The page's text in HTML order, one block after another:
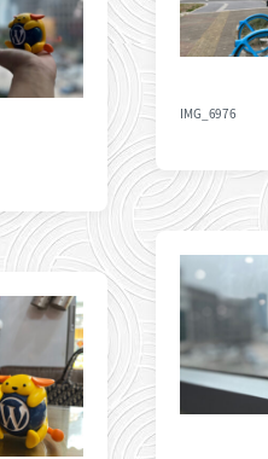
IMG_6976